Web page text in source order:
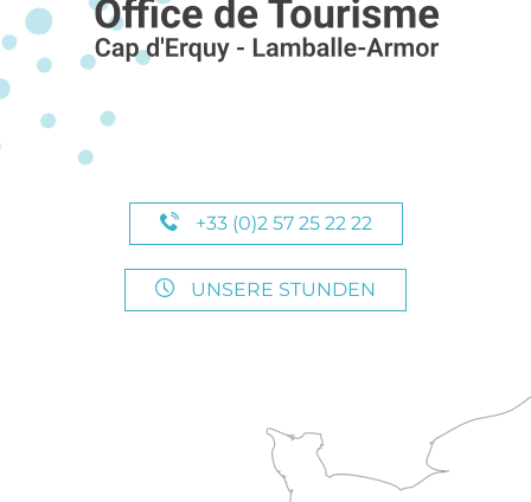
+33 (0)2 57 25 22 22
UNSERE STUNDEN